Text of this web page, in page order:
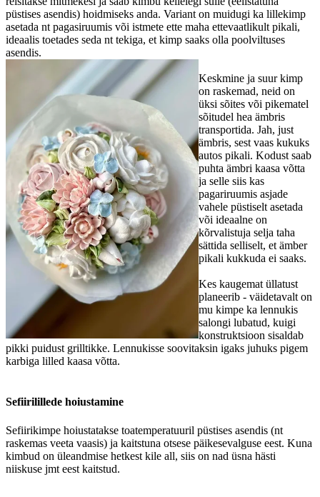
püstises asendis) hoidmiseks anda. Variant on muidugi ka lillekimp
asetada nt pagasiruumis või istmete ette maha ettevaatlikult pikali,
ideaalis toetades seda nt tekiga, et kimp saaks olla poolviltuses
asendis.
Keskmine ja suur kimp
on raskemad, neid on
üksi sõites või pikematel
sõitudel hea ämbris
transportida. Jah, just
ämbris, sest vaas kukuks
autos pikali. Kodust saab
puhta ämbri kaasa võtta
ja selle siis kas
pagariruumis asjade
vahele püstiselt asetada
või ideaalne on
kõrvalistuja selja taha
sättida selliselt, et ämber
pikali kukkuda ei saaks.
Kes kaugemat üllatust
planeerib - väidetavalt on
mu kimpe ka lennukis
salongi lubatud, kuigi
konstruktsioon sisaldab
pikki puidust grilltikke. Lennukisse soovitaksin igaks juhuks pigem
karbiga lilled kaasa võtta.
Sefiirilillede hoiustamine
Sefiirikimpe hoiustatakse toatemperatuuril püstises asendis (nt
raskemas veeta vaasis) ja kaitstuna otsese päikesevalguse eest. Kuna
kimbud on üleandmise hetkest kile all, siis on nad üsna hästi
niiskuse jmt eest kaitstud.